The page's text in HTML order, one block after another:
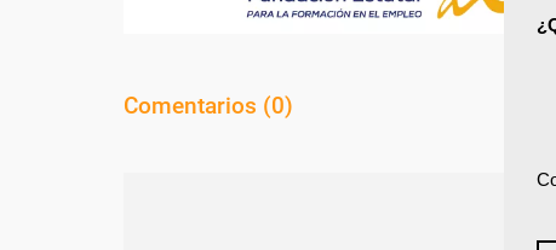
Comentarios (0)